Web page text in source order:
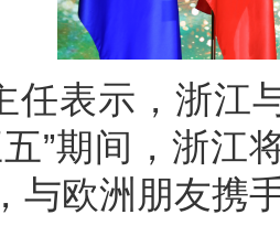
任表示，浙江
五”期间，浙江
与欧洲朋友携